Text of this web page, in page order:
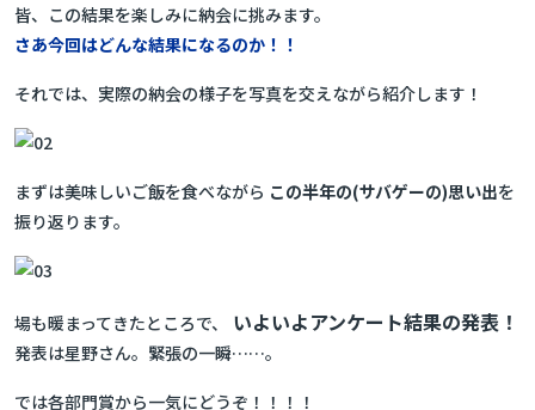
皆、この結果を楽しみに納会に挑みます。
さあ今回はどんな結果になるのか！！
それでは、実際の納会の様子を写真を交えながら紹介します！
まずは美味しいご飯を食べながら この半年の(サバゲーの)思い出を
振り返ります。
場も暖まってきたところで、 いよいよアンケート結果の発表！
発表は星野さん。緊張の一瞬……。
では各部門賞から一気にどうぞ！！！！